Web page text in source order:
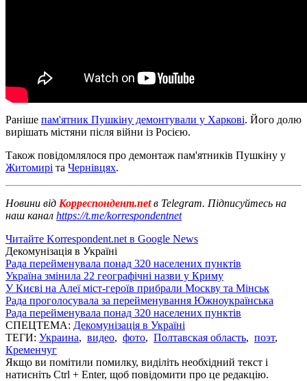
Раніше пам'ятник Пушкіну демонтували у Харкові. Його долю
вирішать містяни після війни із Росією.
Також повідомлялося про демонтаж пам'ятників Пушкіну у
Житомирі та Чернівцях.
Новини від Корреспондент.netв Telegram. Підписуйтесь на
наш канал https://t.me/korrespondentnet
Читайте Korrespondent.net в Google News
Декомунізація в Україні
Рада перейменувала понад 320 населених пунктів
Україна змінила 22 географічні назви у Криму
У Києві на Алеї міст-героїв прибрали Москву та Мінськ
Рада проголосувала за перейменування Южноукраїнська
Рада перейменувала понад 320 населених пунктів
СПЕЦТЕМА: Декомунізація в Україні
ТЕГИ: Украина, видео, фото, Полтавская область, поэт,
Кременчуг
Якщо ви помітили помилку, виділіть необхідний текст і
натисніть Ctrl + Enter, щоб повідомити про це редакцію.